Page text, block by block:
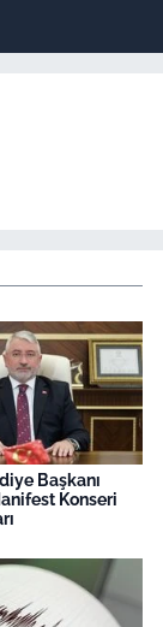
Başkanı
Konseri